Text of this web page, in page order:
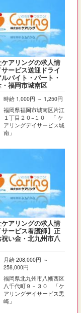
アリングの求人情
ービス送迎ドライ
バイト・パート・
福岡市城南区
時給 1,000円 ～ 1,250円
福岡県福岡市城南区片江
１丁目２０−１０ 「 ケ
アリングデイサービス城
南」
アリングの求人情
ービス看護師】正
い金・北九州市八
月給 208,000円 ～
258,000円
福岡県北九州市八幡西区
八千代町９－３０ 「ケ
アリングデイサービス黒
崎」